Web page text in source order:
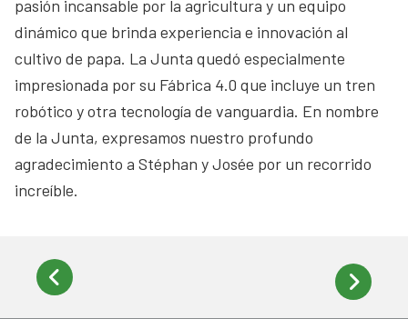
pasión incansable por la agricultura y un equipo
dinámico que brinda experiencia e innovación al
cultivo de papa. La Junta quedó especialmente
impresionada por su Fábrica 4.0 que incluye un tren
robótico y otra tecnología de vanguardia. En nombre
de la Junta, expresamos nuestro profundo
agradecimiento a Stéphan y Josée por un recorrido
increíble.